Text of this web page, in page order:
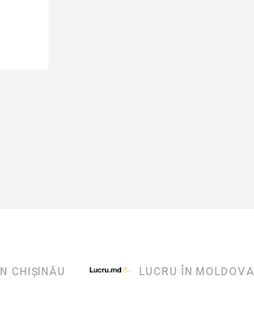
CHIȘINĂU LUCRU ÎN MOLDOVA